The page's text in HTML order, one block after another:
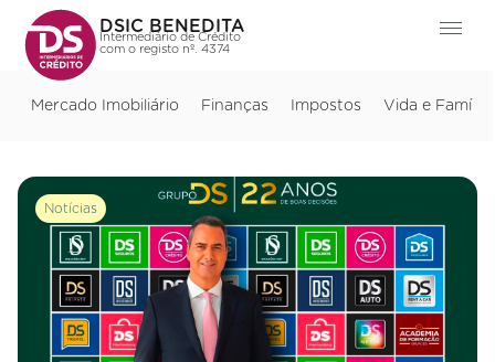
DSIC BENEDITA
Intermediário de Crédito
com o registo nº. 4374
Mercado Imobiliário Finanças Impostos Vida e Família
Notícias